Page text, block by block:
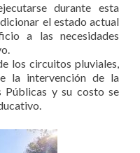
durante esta
el estado actual
a las necesidades
los circuitos pluviales,
la intervención de la
Públicas y su costo se